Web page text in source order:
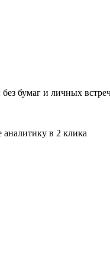
бумаг и личных
аналитику в 2 клика